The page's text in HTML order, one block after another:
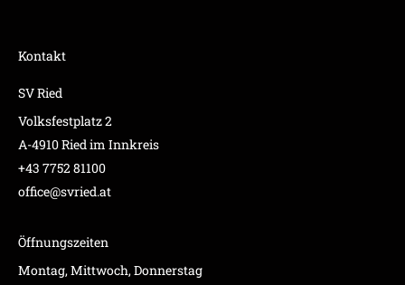
Kontakt
SV Ried
Volksfestplatz 2
A-4910 Ried im Innkreis
+43 7752 81100
office@svried.at
Öffnungszeiten
Montag, Mittwoch, Donnerstag